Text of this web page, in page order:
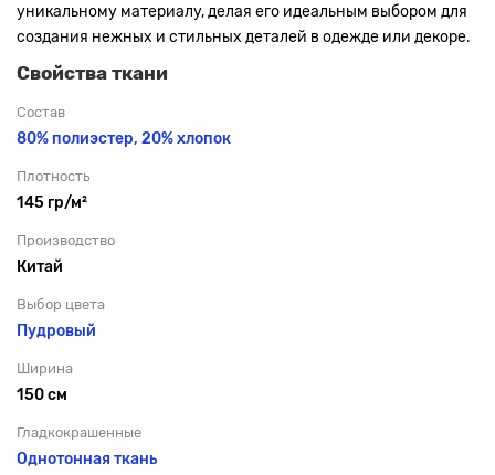
уникальному материалу, делая его идеальным выбором для
создания нежных и стильных деталей в одежде или декоре.
Свойства ткани
Состав
80% полиэстер, 20% хлопок
Плотность
145 гр/м²
Производство
Китай
Выбор цвета
Пудровый
Ширина
150 см
Гладкокрашенные
Однотонная ткань